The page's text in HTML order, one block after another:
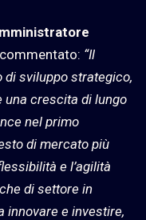
“Il
di sviluppo strategico,
una crescita di lungo
nel primo
di mercato più
e l’agilità
di settore in
innovare e investire,